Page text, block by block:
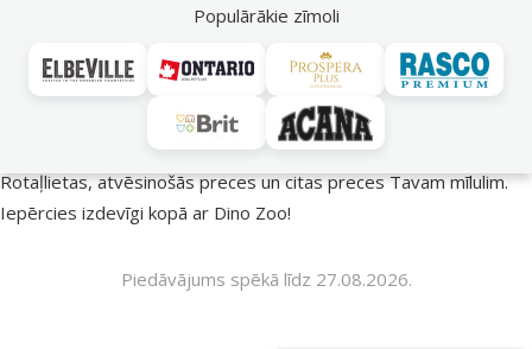
Populārākie zīmoli
Vasara turpinās – atlaides katrai gaumei!
Rotaļlietas, atvēsinošās preces un citas preces Tavam mīlulim.
Iepērcies izdevīgi kopā ar Dino Zoo!
Piedāvājums spēkā līdz 27.08.2026.